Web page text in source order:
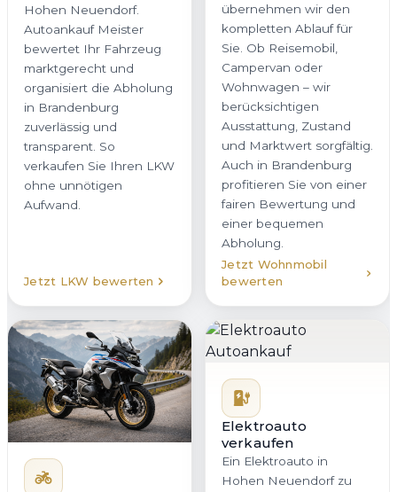
Hohen Neuendorf.
Autoankauf Meister
bewertet Ihr Fahrzeug
marktgerecht und
organisiert die Abholung
in Brandenburg
zuverlässig und
transparent. So
verkaufen Sie Ihren LKW
ohne unnötigen
Aufwand.
Jetzt LKW bewerten
übernehmen wir den
kompletten Ablauf für
Sie. Ob Reisemobil,
Campervan oder
Wohnwagen – wir
berücksichtigen
Ausstattung, Zustand
und Marktwert sorgfältig.
Auch in Brandenburg
profitieren Sie von einer
fairen Bewertung und
einer bequemen
Abholung.
Jetzt Wohnmobil
bewerten
Elektroauto
verkaufen
Ein Elektroauto in
Hohen Neuendorf zu